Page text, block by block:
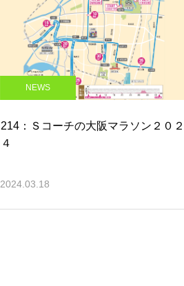
NEWS
214：Ｓコーチの大阪マラソン２０２
４
2024.03.18